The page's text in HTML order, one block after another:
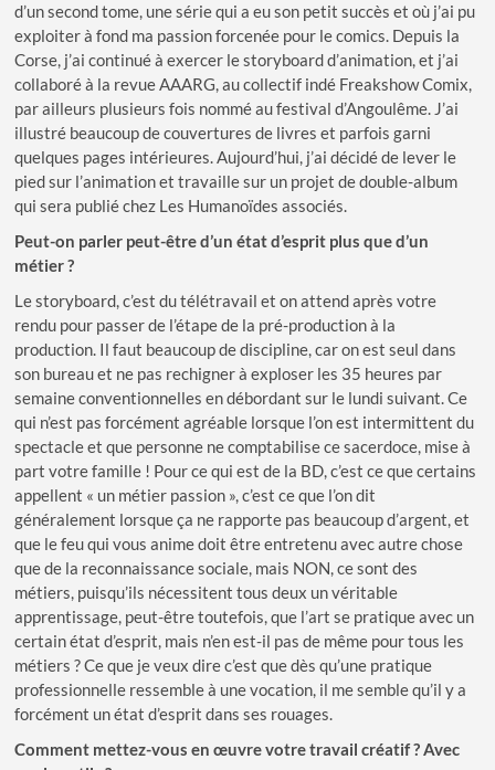
d’un second tome, une série qui a eu son petit succès et où j’ai pu
exploiter à fond ma passion forcenée pour le comics. Depuis la
Corse, j’ai continué à exercer le storyboard d’animation, et j’ai
collaboré à la revue AAARG, au collectif indé Freakshow Comix,
par ailleurs plusieurs fois nommé au festival d’Angoulême. J’ai
illustré beaucoup de couvertures de livres et parfois garni
quelques pages intérieures. Aujourd’hui, j’ai décidé de lever le
pied sur l’animation et travaille sur un projet de double-album
qui sera publié chez Les Humanoïdes associés.
Peut-on parler peut-être d’un état d’esprit plus que d’un
métier ?
Le storyboard, c’est du télétravail et on attend après votre
rendu pour passer de l’étape de la pré-production à la
production. Il faut beaucoup de discipline, car on est seul dans
son bureau et ne pas rechigner à exploser les 35 heures par
semaine conventionnelles en débordant sur le lundi suivant. Ce
qui n’est pas forcément agréable lorsque l’on est intermittent du
spectacle et que personne ne comptabilise ce sacerdoce, mise à
part votre famille ! Pour ce qui est de la BD, c’est ce que certains
appellent « un métier passion », c’est ce que l’on dit
généralement lorsque ça ne rapporte pas beaucoup d’argent, et
que le feu qui vous anime doit être entretenu avec autre chose
que de la reconnaissance sociale, mais NON, ce sont des
métiers, puisqu’ils nécessitent tous deux un véritable
apprentissage, peut-être toutefois, que l’art se pratique avec un
certain état d’esprit, mais n’en est-il pas de même pour tous les
métiers ? Ce que je veux dire c’est que dès qu’une pratique
professionnelle ressemble à une vocation, il me semble qu’il y a
forcément un état d’esprit dans ses rouages.
Comment mettez-vous en œuvre votre travail créatif ? Avec